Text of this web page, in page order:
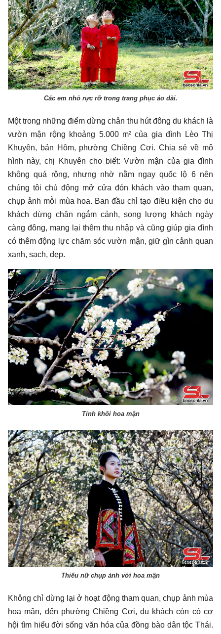
Các em nhỏ rực rỡ trong trang phục áo dài.
Một trong những điểm dừng chân thu hút đông du khách là
vườn mận rộng khoảng 5.000 m² của gia đình Lèo Thị
Khuyên, bản Hôm, phường Chiềng Cơi. Chia sẻ về mô
hình này, chị Khuyên cho biết: Vườn mận của gia đình
không quá rộng, nhưng nhờ nằm ngay quốc lộ 6 nên
chúng tôi chủ động mở cửa đón khách vào tham quan,
chụp ảnh mỗi mùa hoa. Ban đầu chỉ tạo điều kiện cho du
khách dừng chân ngắm cảnh, song lượng khách ngày
càng đông, mang lại thêm thu nhập và cũng giúp gia đình
có thêm động lực chăm sóc vườn mận, giữ gìn cảnh quan
xanh, sạch, đẹp.
Tinh khôi hoa mận
Thiếu nữ chụp ảnh với hoa mận
Không chỉ dừng lại ở hoạt động tham quan, chụp ảnh mùa
hoa mận, đến phường Chiềng Cơi, du khách còn có cơ
hội tìm hiểu đời sống văn hóa của đồng bào dân tộc Thái.